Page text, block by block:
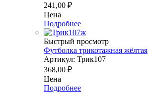
241,00 ₽
Цена
Подробнее
Быстрый просмотр
Футболка трикотажная жёлтая
Артикул: Трик107
368,00 ₽
Цена
Подробнее